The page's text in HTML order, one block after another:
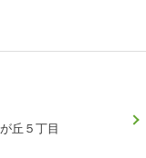
丘５丁目